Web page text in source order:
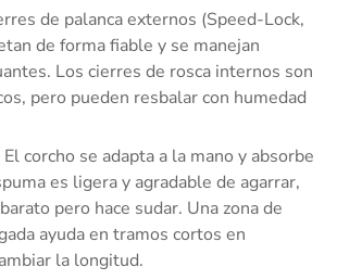
de palanca externos (Speed-Lock,
de forma fiable y se manejan
Los cierres de rosca internos son
pero pueden resbalar con humedad
El corcho se adapta a la mano y absorbe
es ligera y agradable de agarrar,
pero hace sudar. Una zona de
ayuda en tramos cortos en
la longitud.